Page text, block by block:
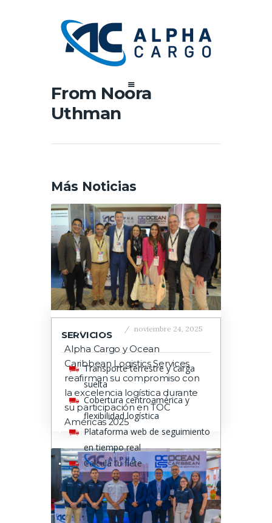
From Noora
Uthman
, noviembre 24, 2025
Alpha Cargo y Ocean
Caribbean Logistics Services
reafirman su compromiso con
la excelencia logística durante
su participación en TOC
Américas 2025
SERVICIOS
Transporte terrestre y carga
suelta
Cobertura centroamérica y
flexibilidad logística
Plataforma web de seguimiento
en tiempo real
Calcula tu flete